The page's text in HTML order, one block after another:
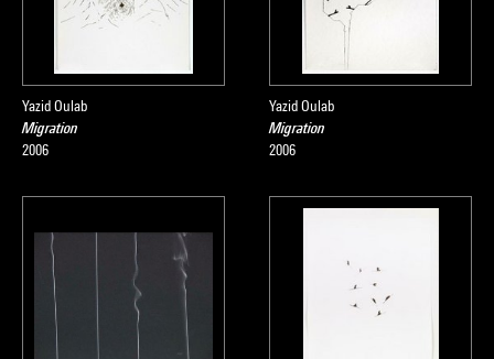
Yazid Oulab
Migration
2006
Yazid Oulab
Migration
2006